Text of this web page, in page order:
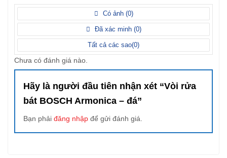
điểm
1
điểm
Có ảnh (0)
Đã xác minh (0)
Tất cả các sao(0)
Chưa có đánh giá nào.
Hãy là người đầu tiên nhận xét “Vòi rửa
bát BOSCH Armonica – đá”
Bạn phải đăng nhập để gửi đánh giá.